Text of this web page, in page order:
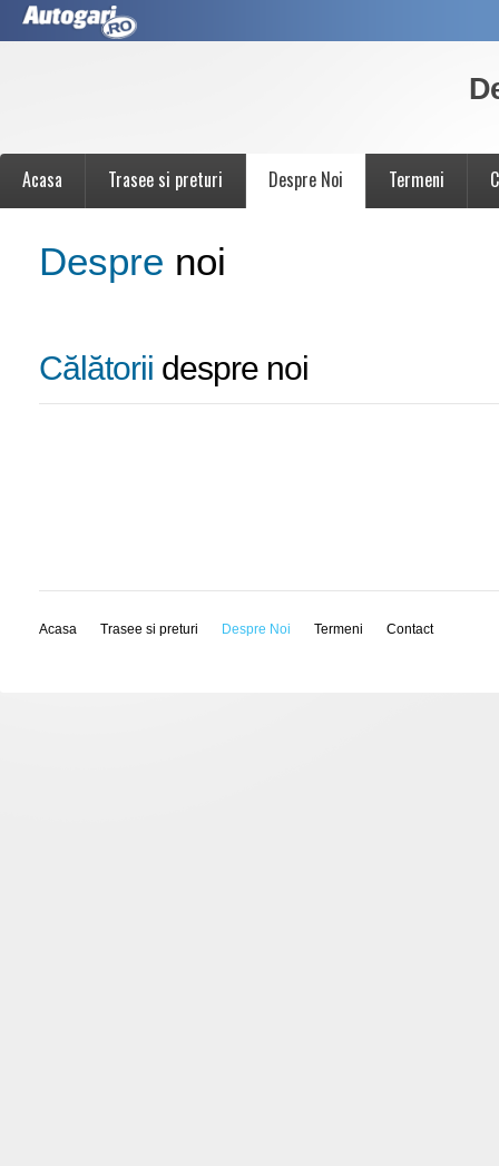
Acasa Trasee si preturi Despre Noi Termeni
Despre noi
Călătorii despre noi
Acasa Trasee si preturi Despre Noi Termeni Contact